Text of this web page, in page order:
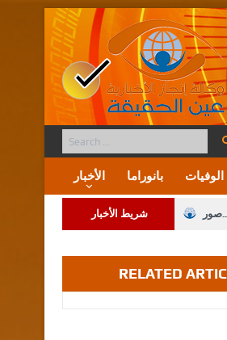
الأخبار بانوراما الوفيات
شريط الأخبار
RELATED